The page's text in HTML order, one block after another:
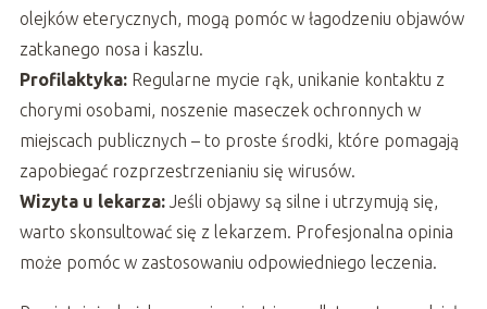
olejków eterycznych, mogą pomóc w łagodzeniu objawów
zatkanego nosa i kaszlu.
Profilaktyka:Regularne mycie rąk, unikanie kontaktu z
chorymi osobami, noszenie maseczek ochronnych w
miejscach publicznych – to proste środki, które pomagają
zapobiegać rozprzestrzenianiu się wirusów.
Wizyta u lekarza:Jeśli objawy są silne i utrzymują się,
warto skonsultować się z lekarzem. Profesjonalna opinia
może pomóc w zastosowaniu odpowiedniego leczenia.